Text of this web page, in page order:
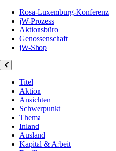
Rosa-Luxemburg-Konferenz
jW-Prozess
Aktionsbüro
Genossenschaft
jW-Shop
Titel
Aktion
Ansichten
Schwerpunkt
Thema
Inland
Ausland
Kapital & Arbeit